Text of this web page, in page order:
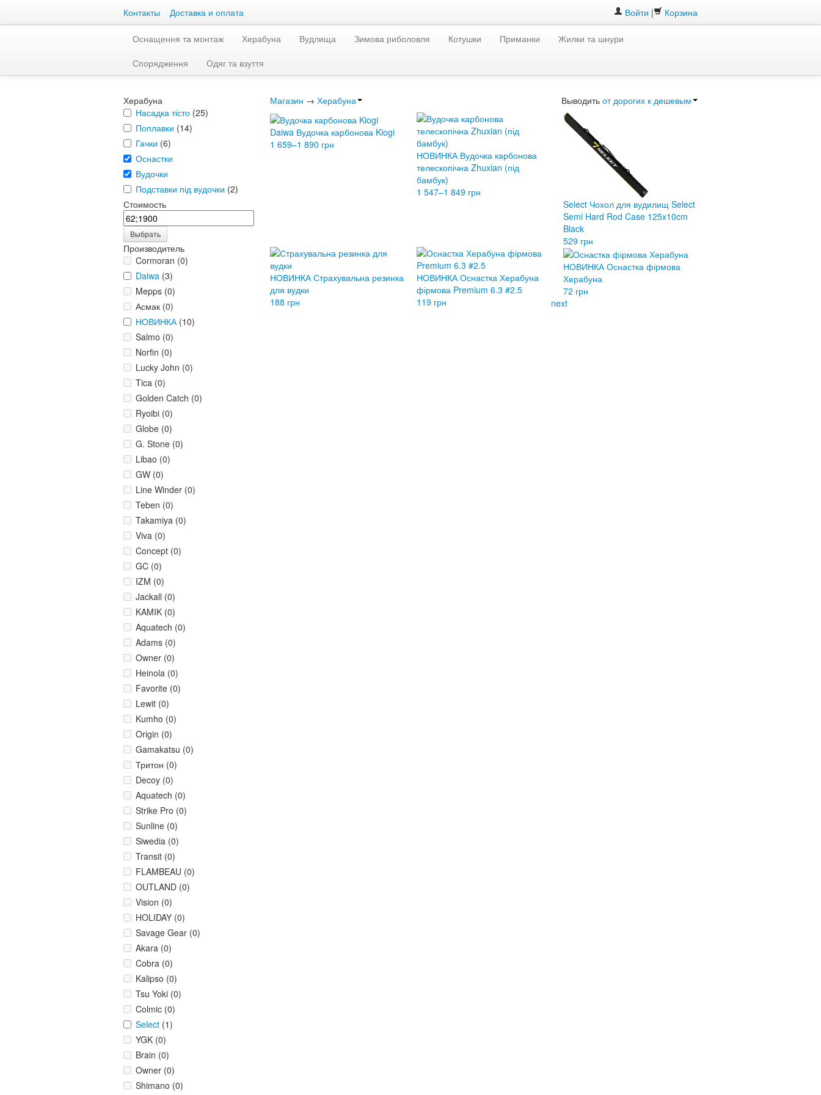
Контакты Доставка и оплата Корзина
Войти |
Оснащення та монтаж Херабуна Вудлища Зимова риболовля Котушки Приманки
Жилки та шнури
Спорядження
Одяг та взуття
Херабуна
Насадка тісто (25)
Поплавки (14)
Гачки (6)
Оснастки
Вудочки
Подставки під вудочки (2)
Стоимость
Выбрать
Производитель
Cormoran (0)
Daiwa (3)
Mepps (0)
Асмак (0)
НОВИНКА(10)
Salmo (0)
Norfin (0)
Lucky John (0)
Tica (0)
Golden Catch (0)
Ryoibi (0)
Globe (0)
G. Stone (0)
Libao (0)
GW (0)
Line Winder (0)
Teben (0)
Takamiya (0)
Viva (0)
Concept (0)
GC (0)
IZM (0)
Jackall (0)
KAMIK (0)
Aquatech (0)
Adams (0)
Owner (0)
Heinola (0)
Favorite (0)
Lewit (0)
Kumho (0)
Origin (0)
Gamakatsu (0)
Тритон (0)
Decoy (0)
Aquatech (0)
Strike Pro (0)
Sunline (0)
Siwedia (0)
Transit (0)
FLAMBEAU (0)
OUTLAND (0)
Vision (0)
HOLIDAY (0)
Savage Gear (0)
Akara (0)
Cobra (0)
Kalipso (0)
Tsu Yoki (0)
Colmic (0)
Select (1)
YGK (0)
Brain (0)
Owner (0)
Shimano (0)
Магазин → Херабуна Выводить от дорогих к дешевым
Daiwa Вудочка карбонова Kiogi
1 659–1 890 грн
НОВИНКА Вудочка карбонова
телескопічна Zhuxian (під
бамбук)
1 547–1 849 грн
Select Чохол для вудилищ Select
Semi Hard Rod Case 125x10cm
Black
529 грн
НОВИНКА Страхувальна резинка
для вудки
188 грн
НОВИНКА Оснастка Херабуна
фірмова Premium 6.3 #2.5
119 грн
НОВИНКА Оснастка фірмова
Херабуна
72 грн
next